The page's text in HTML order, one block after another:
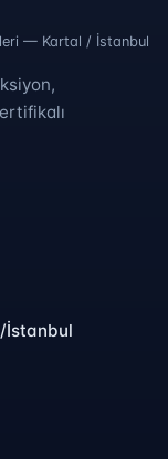
— Kartal / İstanbul
İstanbul